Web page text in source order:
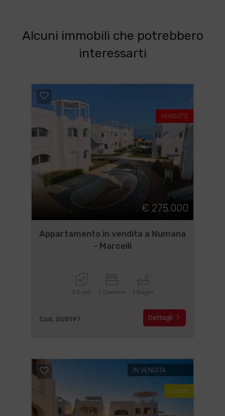
Alcuni immobili che potrebbero
interessarti
VENDUTO
€ 275.000
Appartamento in vendita a Numana
- Marcelli
53 mq 2 Camere 1 Bagni
Cod. SUB197 Dettagli
IN VENDITA
LUSSO